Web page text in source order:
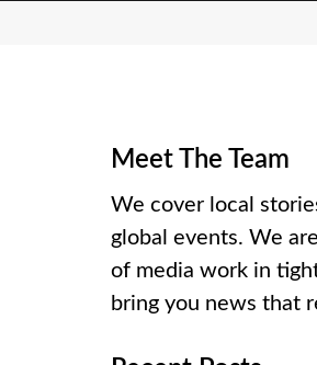
Meet The Team
We cover local
global events. We
of media work in
bring you news that